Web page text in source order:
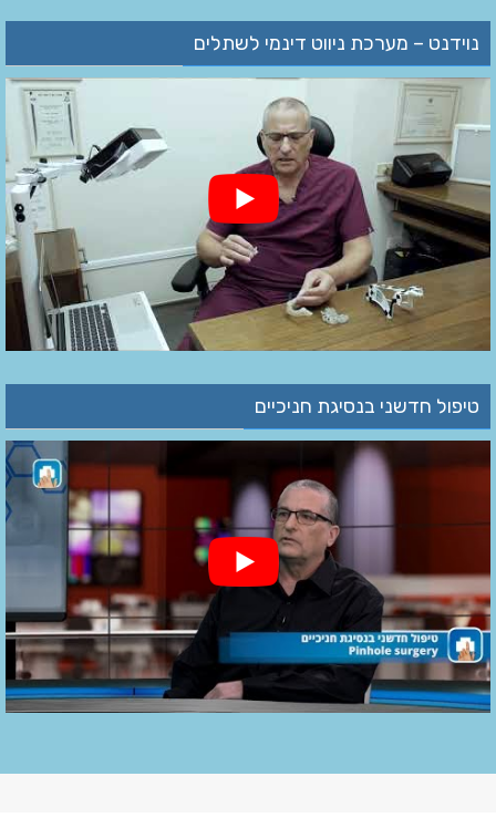
נוידנט – מערכת ניווט דינמי לשתלים
טיפול חדשני בנסיגת חניכיים